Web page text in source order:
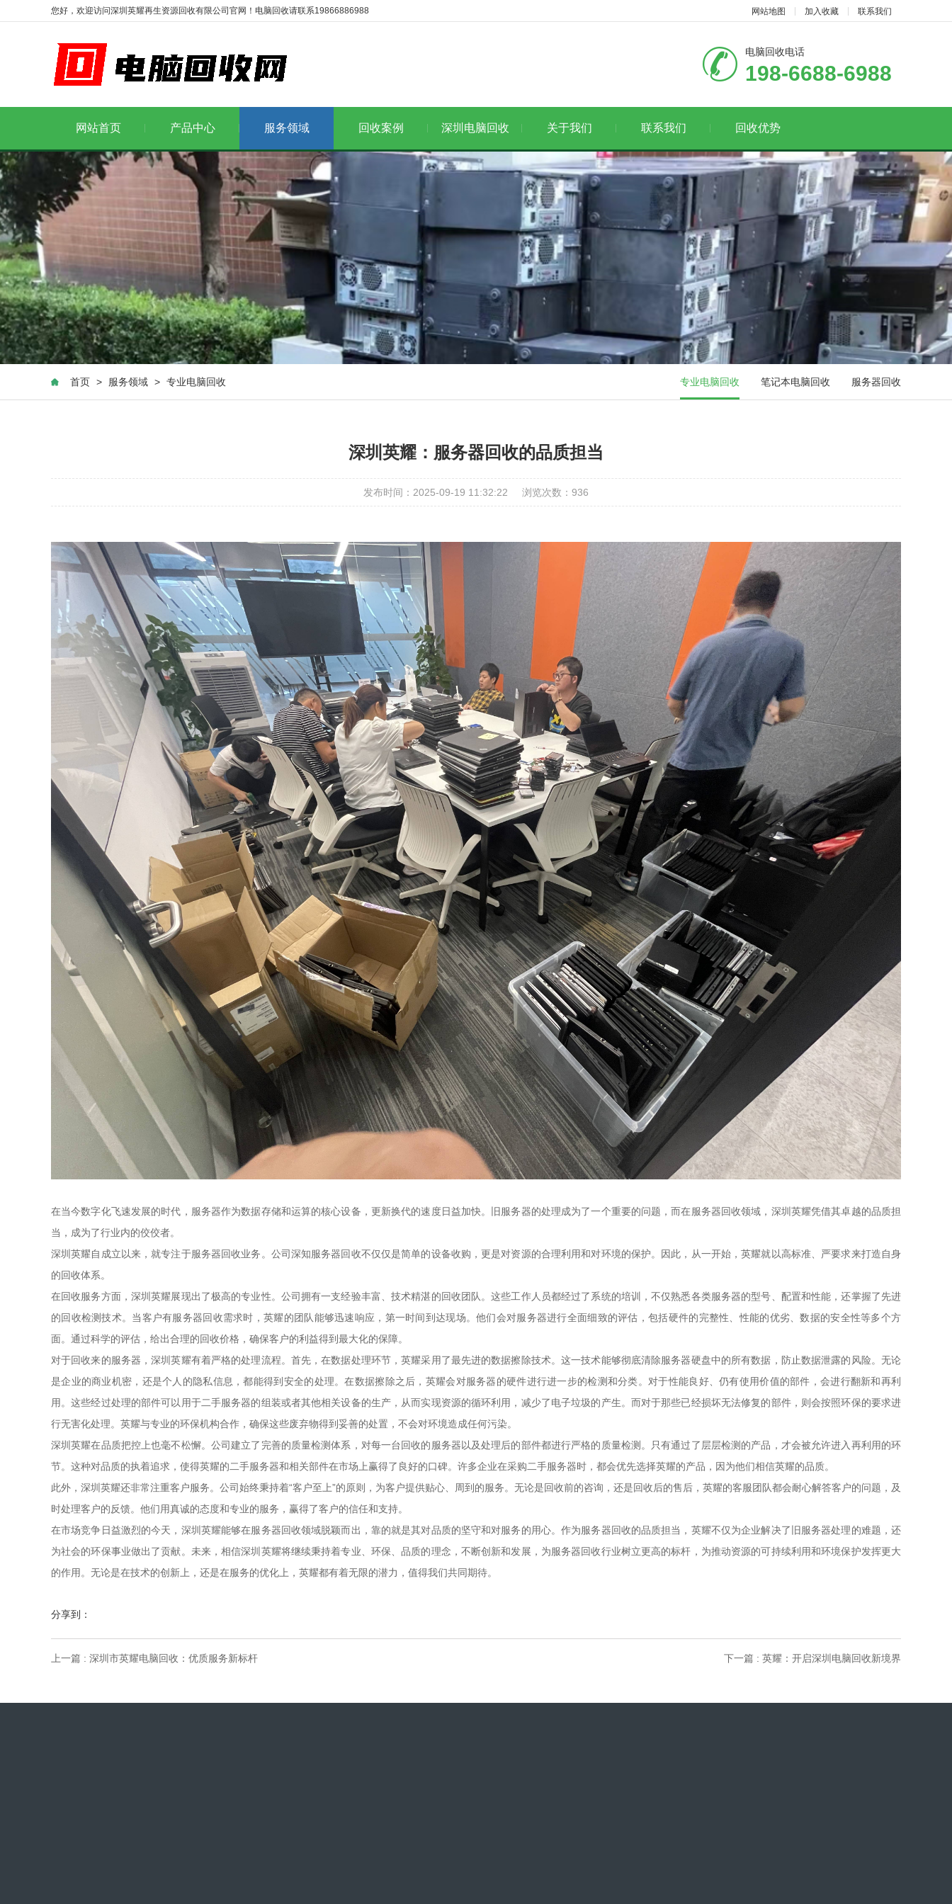
您好，欢迎访问深圳英耀再生资源回收有限公司官网！电脑回收请联系19866886988 网站地图 加入收藏 联系我们
电脑回收电话
198-6688-6988
网站首页 产品中心 服务领域 回收案例 深圳电脑回收 关于我们 联系我们 回收优势
首页 > 服务领域 > 专业电脑回收 专业电脑回收 笔记本电脑回收 服务器回收
深圳英耀：服务器回收的品质担当
发布时间：2025-09-19 11:32:22 浏览次数： 936
在当今数字化飞速发展的时代，服务器作为数据存储和运算的核心设备，更新换代的速度日益加快。旧服务器的处理成为了一个重要的问题，而在服务器回收领域，深圳英耀凭借其卓越的品质担
当，成为了行业内的佼佼者。
深圳英耀自成立以来，就专注于服务器回收业务。公司深知服务器回收不仅仅是简单的设备收购，更是对资源的合理利用和对环境的保护。因此，从一开始，英耀就以高标准、严要求来打造自身
的回收体系。
在回收服务方面，深圳英耀展现出了极高的专业性。公司拥有一支经验丰富、技术精湛的回收团队。这些工作人员都经过了系统的培训，不仅熟悉各类服务器的型号、配置和性能，还掌握了先进
的回收检测技术。当客户有服务器回收需求时，英耀的团队能够迅速响应，第一时间到达现场。他们会对服务器进行全面细致的评估，包括硬件的完整性、性能的优劣、数据的安全性等多个方
面。通过科学的评估，给出合理的回收价格，确保客户的利益得到最大化的保障。
对于回收来的服务器，深圳英耀有着严格的处理流程。首先，在数据处理环节，英耀采用了最先进的数据擦除技术。这一技术能够彻底清除服务器硬盘中的所有数据，防止数据泄露的风险。无论
是企业的商业机密，还是个人的隐私信息，都能得到安全的处理。在数据擦除之后，英耀会对服务器的硬件进行进一步的检测和分类。对于性能良好、仍有使用价值的部件，会进行翻新和再利
用。这些经过处理的部件可以用于二手服务器的组装或者其他相关设备的生产，从而实现资源的循环利用，减少了电子垃圾的产生。而对于那些已经损坏无法修复的部件，则会按照环保的要求进
行无害化处理。英耀与专业的环保机构合作，确保这些废弃物得到妥善的处置，不会对环境造成任何污染。
深圳英耀在品质把控上也毫不松懈。公司建立了完善的质量检测体系，对每一台回收的服务器以及处理后的部件都进行严格的质量检测。只有通过了层层检测的产品，才会被允许进入再利用的环
节。这种对品质的执着追求，使得英耀的二手服务器和相关部件在市场上赢得了良好的口碑。许多企业在采购二手服务器时，都会优先选择英耀的产品，因为他们相信英耀的品质。
此外，深圳英耀还非常注重客户服务。公司始终秉持着“客户至上”的原则，为客户提供贴心、周到的服务。无论是回收前的咨询，还是回收后的售后，英耀的客服团队都会耐心解答客户的问题，及
时处理客户的反馈。他们用真诚的态度和专业的服务，赢得了客户的信任和支持。
在市场竞争日益激烈的今天，深圳英耀能够在服务器回收领域脱颖而出，靠的就是其对品质的坚守和对服务的用心。作为服务器回收的品质担当，英耀不仅为企业解决了旧服务器处理的难题，还
为社会的环保事业做出了贡献。未来，相信深圳英耀将继续秉持着专业、环保、品质的理念，不断创新和发展，为服务器回收行业树立更高的标杆，为推动资源的可持续利用和环境保护发挥更大
的作用。无论是在技术的创新上，还是在服务的优化上，英耀都有着无限的潜力，值得我们共同期待。
分享到：
上一篇 : 深圳市英耀电脑回收：优质服务新标杆 下一篇 : 英耀：开启深圳电脑回收新境界